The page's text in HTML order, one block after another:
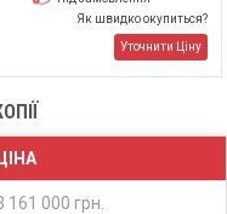
Як швидко окупиться?
Уточнити Ціну
ЦІНА
161 000 грн.